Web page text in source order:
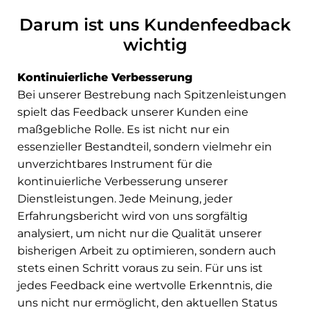
Darum ist uns Kundenfeedback
wichtig
Kontinuierliche Verbesserung
Bei unserer Bestrebung nach Spitzenleistungen
spielt das Feedback unserer Kunden eine
maßgebliche Rolle. Es ist nicht nur ein
essenzieller Bestandteil, sondern vielmehr ein
unverzichtbares Instrument für die
kontinuierliche Verbesserung unserer
Dienstleistungen. Jede Meinung, jeder
Erfahrungsbericht wird von uns sorgfältig
analysiert, um nicht nur die Qualität unserer
bisherigen Arbeit zu optimieren, sondern auch
stets einen Schritt voraus zu sein. Für uns ist
jedes Feedback eine wertvolle Erkenntnis, die
uns nicht nur ermöglicht, den aktuellen Status